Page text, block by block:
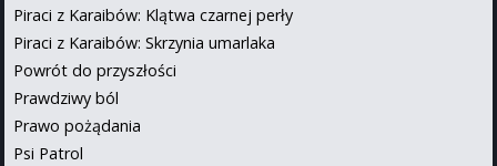
Piraci z Karaibów: Klątwa czarnej perły
Piraci z Karaibów: Skrzynia umarlaka
Powrót do przyszłości
Prawdziwy ból
Prawo pożądania
Psi Patrol